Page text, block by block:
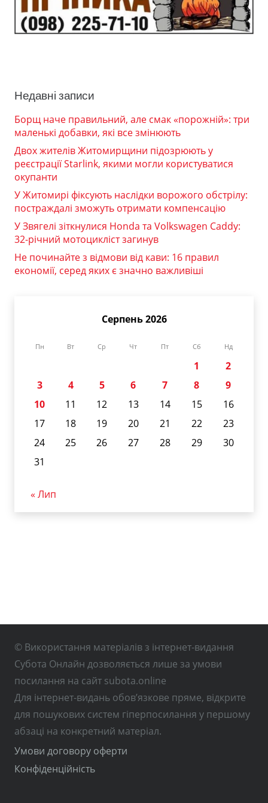
Недавні записи
Борщ наче правильний, але смак «порожній»: три
маленькі добавки, які все змінюють
Двох жителів Житомирщини підозрюють у
реєстрації Starlink, якими могли користуватися
окупанти
У Житомирі фіксують наслідки ворожого обстрілу:
постраждалі зможуть отримати компенсацію
У Звягелі зіткнулися Honda та Volkswagen Caddy:
32-річний мотоцикліст загинув
Не починайте з відмови від кави: 16 правил
економії, серед яких є значно важливіші
Серпень 2026
Пн Вт Ср Чт Пт Сб Нд
1
2
3
4 5 6 7 8
9
10
11 12 13 14 15
16
17
18 19 20 21 22
23
24
25 26 27 28 29
30
31
« Лип
© Використання матеріалів з інтернет-видання
Субота Онлайн дозволяється лише за умови
посилання на сайт subota.online
Для інтернет-видань обов’язкове пряме, відкрите
для пошукових систем гіперпосилання у першому
абзаці на конкретний матеріал.
Умови договору оферти
Конфіденційність